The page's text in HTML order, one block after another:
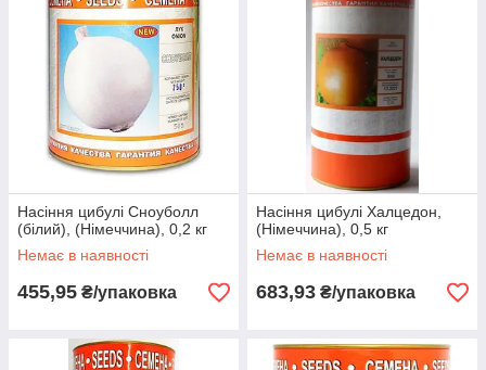
Насіння цибулі Сноуболл
(білий), (Німеччина), 0,2 кг
Немає в наявності
455,95 ₴/упаковка
Насіння цибулі Халцедон,
(Німеччина), 0,5 кг
Немає в наявності
683,93 ₴/упаковка